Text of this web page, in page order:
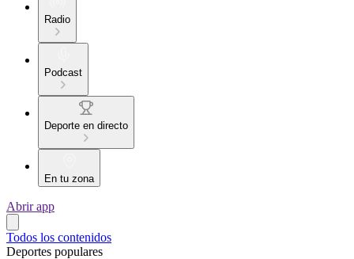
Radio
Podcast
Deporte en directo
En tu zona
Abrir app
Todos los contenidos
Deportes populares